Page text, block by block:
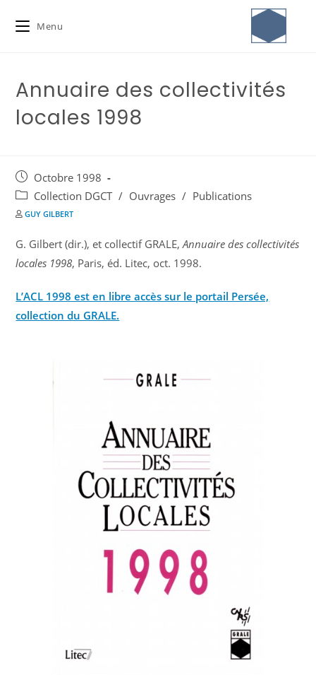
Menu
Annuaire des collectivités
locales 1998
Octobre 1998
Collection DGCT / Ouvrages / Publications
GUY GILBERT
G. Gilbert (dir.), et collectif GRALE,Annuaire des collectivités
locales 1998, Paris, éd. Litec, oct. 1998.
L’ACL 1998 est en libre accès sur le portail Persée,
collection du GRALE.